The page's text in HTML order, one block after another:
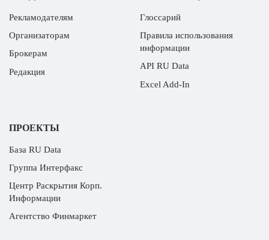
Рекламодателям
Организаторам
Брокерам
Редакция
Глоссарий
Правила использования
информации
API RU Data
Excel Add-In
ПРОЕКТЫ
База RU Data
Группа Интерфакс
Центр Раскрытия Корп.
Информации
Агентство Финмаркет